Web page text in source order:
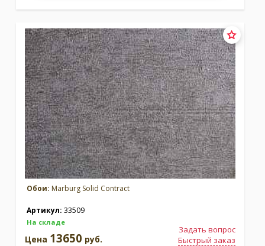
Обои: Marburg Solid Contract
Артикул: 33509
На складе
Задать вопрос
Быстрый заказ
Цена 13650 руб.